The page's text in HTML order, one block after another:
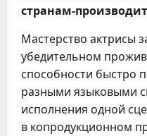
странам-
Мастерство актрисы
убедительном
способности быстро
разными языковыми
исполнения одной
в копродукционном